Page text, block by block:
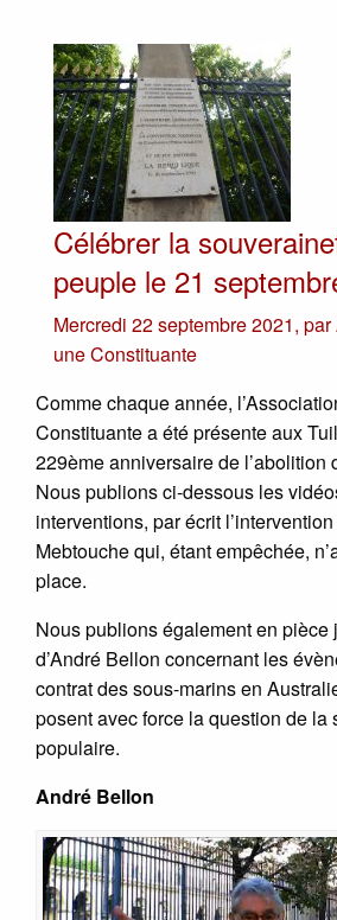
Célébrer la
peuple le 21
Mercredi 22 septembre 2021, par
une Constituante
Comme chaque année,
Constituante a été présente aux
229ème anniversaire de l’abolition
Nous publions ci-dessous les
interventions, par écrit
Mebtouche qui, étant empêchée,
place.
Nous publions également en pièce
d’André Bellon concernant les
contrat des sous-marins en
posent avec force la question de la
populaire.
André Bellon